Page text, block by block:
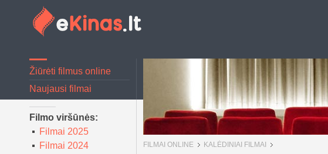
Žiūrėti filmus online
Naujausi filmai
Filmo viršūnės:
Filmai 2025
Filmai 2024
FILMAI ONLINE KALĖDINIAI FILMAI